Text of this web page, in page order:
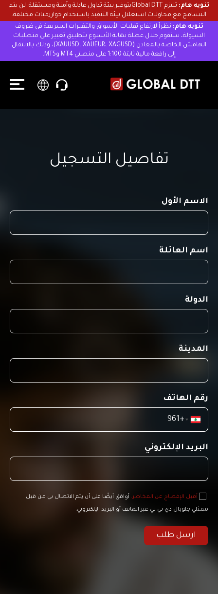
تنويه هام:
تلتزم Global DTTبتوفير بيئة تداول عادلة وآمنة ومستقلة. لن يتم
التسامح مع محاولات استغلال بيئة التنفيذ باستخدام خوارزميات مختلفة.
تنويه هام: نظراً لارتفاع تقلبات الأسواق والتغيرات السريعة في ظروف
السيولة، سنقوم خلال عطلة نهاية الأسبوع بتطبيق تغيير على متطلبات
الهامش الخاصة بالمعادن (XAUUSD، XAUEUR، XAGUSD)، وذلك بالانتقال
إلى رافعة مالية ثابتة 1:100 على منصتي MT4 وMT5.
تفاصيل التسجيل
الاسم الأول
اسم العائلة
الدولة
المدينة
رقم الهاتف
البريد الإلكتروني
أقبل الإفصاح عن المخاطر. أوافق أيضًا على أن يتم الاتصال بي من قبل
ممثلي جلوبال دي تي تي عبر الهاتف أو البريد الإلكتروني.
ارسل طلب